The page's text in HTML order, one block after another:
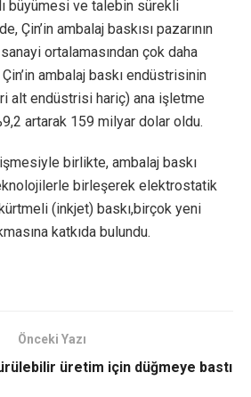
büyümesi ve talebin sürekli
Çin’in ambalaj baskısı pazarının
ortalamasından çok daha
ambalaj baskı endüstrisinin
alt endüstrisi hariç) ana işletme
artarak 159 milyar dolar oldu.
birlikte, ambalaj baskı
birleşerek elektrostatik
(inkjet) baskı,birçok yeni
katkıda bulundu.
Önceki Yazı
üretim için düğmeye bastı